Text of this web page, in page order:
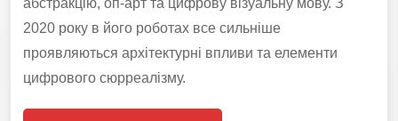
абстракцію, оп-арт та цифрову візуальну мову. З
2020 року в його роботах все сильніше
проявляються архітектурні впливи та елементи
цифрового сюрреалізму.